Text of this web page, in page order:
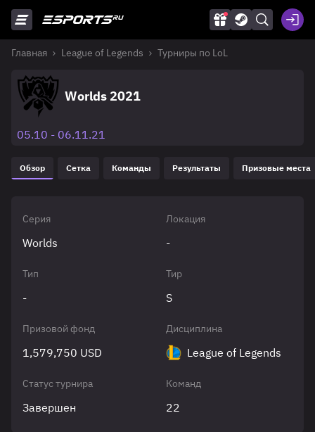
Главная League of Legends Турниры по LoL
Worlds 2021
05.10 - 06.11.21
Обзор Сетка Команды Результаты Призовые места
Серия
Worlds
Локация
-
Тип
-
Тир
S
Призовой фонд
1,579,750 USD
Дисциплина
League of Legends
Статус турнира
Завершен
Команд
22